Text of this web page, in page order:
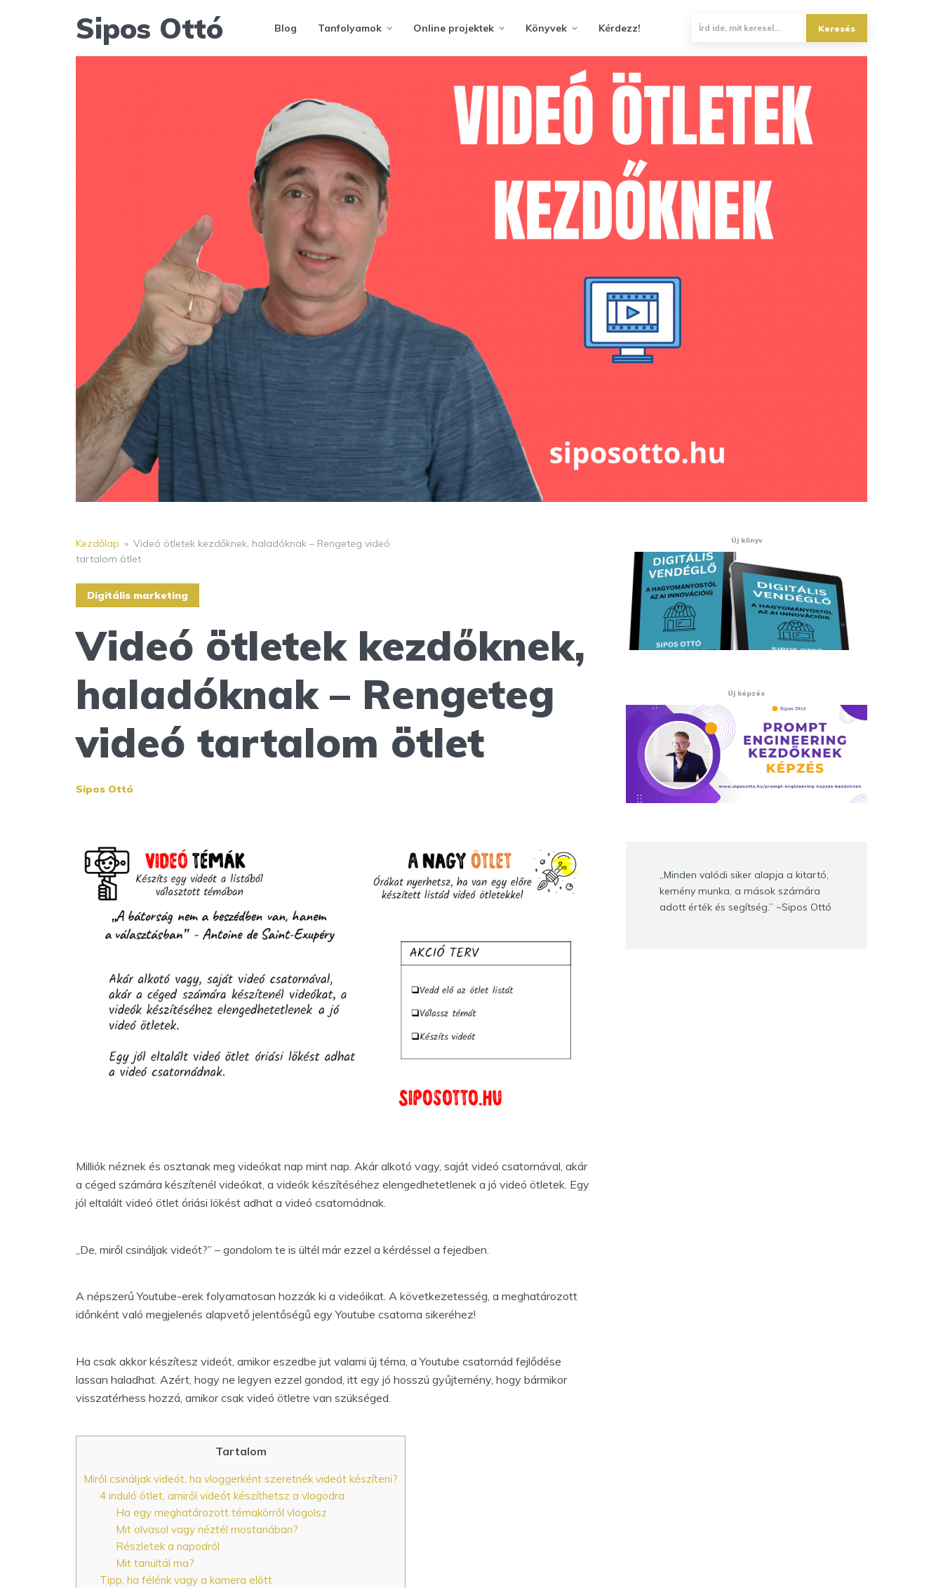
Sipos Ottó Blog Tanfolyamok Online projektek Könyvek Kérdezz! Keresés
Kezdőlap » Videó ötletek kezdőknek, haladóknak – Rengeteg videó
tartalom ötlet
Digitális marketing
Videó ötletek kezdőknek,
haladóknak – Rengeteg
videó tartalom ötlet
Sipos Ottó
Milliók néznek és osztanak meg videókat nap mint nap. Akár alkotó vagy, saját videó csatornával, akár
a céged számára készítenél videókat, a videók készítéséhez elengedhetetlenek a jó videó ötletek. Egy
jól eltalált videó ötlet óriási lökést adhat a videó csatornádnak.
„De, miről csináljak videót?” – gondolom te is ültél már ezzel a kérdéssel a fejedben.
A népszerű Youtube-erek folyamatosan hozzák ki a videóikat. A következetesség, a meghatározott
időnként való megjelenés alapvető jelentőségű egy Youtube csatorna sikeréhez!
Ha csak akkor készítesz videót, amikor eszedbe jut valami új téma, a Youtube csatornád fejlődése
lassan haladhat. Azért, hogy ne legyen ezzel gondod, itt egy jó hosszú gyűjtemény, hogy bármikor
visszatérhess hozzá, amikor csak videó ötletre van szükséged.
Tartalom
Miről csináljak videót, ha vloggerként szeretnék videót készíteni?
4 induló ötlet, amiről videót készíthetsz a vlogodra
Ha egy meghatározott témakörről vlogolsz
Mit olvasol vagy néztél mostanában?
Részletek a napodról
Mit tanultál ma?
Tipp, ha félénk vagy a kamera előtt
Új könyv
Új képzés
„Minden valódi siker alapja a kitartó,
kemény munka, a mások számára
adott érték és segítség.” ~Sipos Ottó